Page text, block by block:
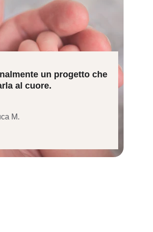
un progetto che
al cuore.
M.